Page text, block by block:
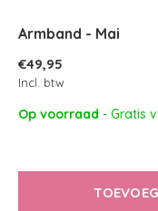
Armband - Mai
€49,95
Incl. btw
Op voorraad - Gratis